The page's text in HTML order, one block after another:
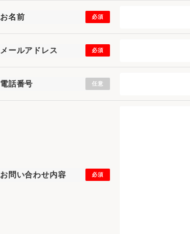
お名前 必須
メールアドレス 必須
電話番号 任意
お問い合わせ内容 必須